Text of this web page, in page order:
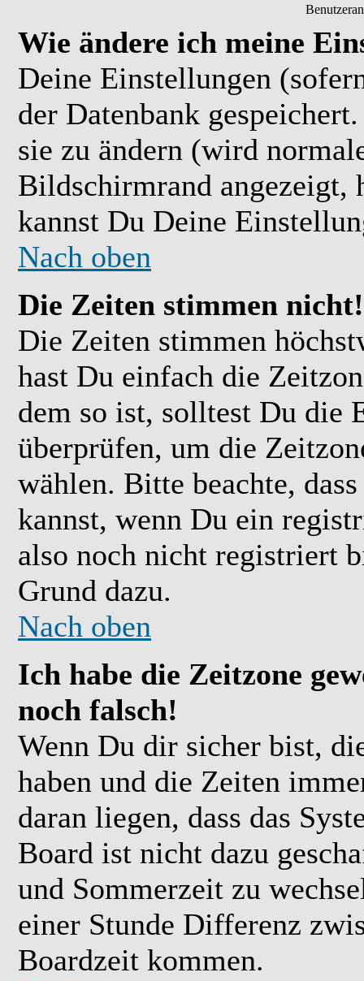
Wie ändere ich meine
Deine Einstellungen
der Datenbank
sie zu ändern (wird
Bildschirmrand angezeigt,
kannst Du Deine
Nach oben
Die Zeiten stimmen nicht!
Die Zeiten stimmen
hast Du einfach die
dem so ist, solltest Du die
überprüfen, um die
wählen. Bitte beachte,
kannst, wenn Du ein
also noch nicht registriert
Grund dazu.
Nach oben
Ich habe die Zeitzone
noch falsch!
Wenn Du dir sicher bist,
haben und die Zeiten
daran liegen, dass das
Board ist nicht dazu
und Sommerzeit zu
einer Stunde Differenz
Boardzeit kommen.